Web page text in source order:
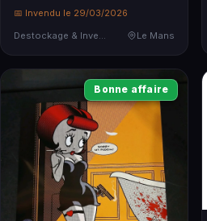
📅 Invendu le 29/03/2026
Le Mans
Bonne affaire